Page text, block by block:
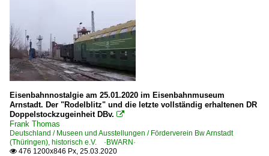
Eisenbahnnostalgie am 25.01.2020 im Eisenbahnmuseum
Arnstadt. Der "Rodelblitz" und die letzte vollständig erhaltenen DR
Doppelstockzugeinheit DBv. 
Frank Thomas
Deutschland / Museen und Ausstellungen / Förderverein Bw Arnstadt
(Thüringen), historisch e.V. ·BWARN·
 476 1200x846 Px, 25.03.2020